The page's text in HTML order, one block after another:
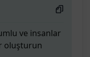
ve insanlar
oluşturun